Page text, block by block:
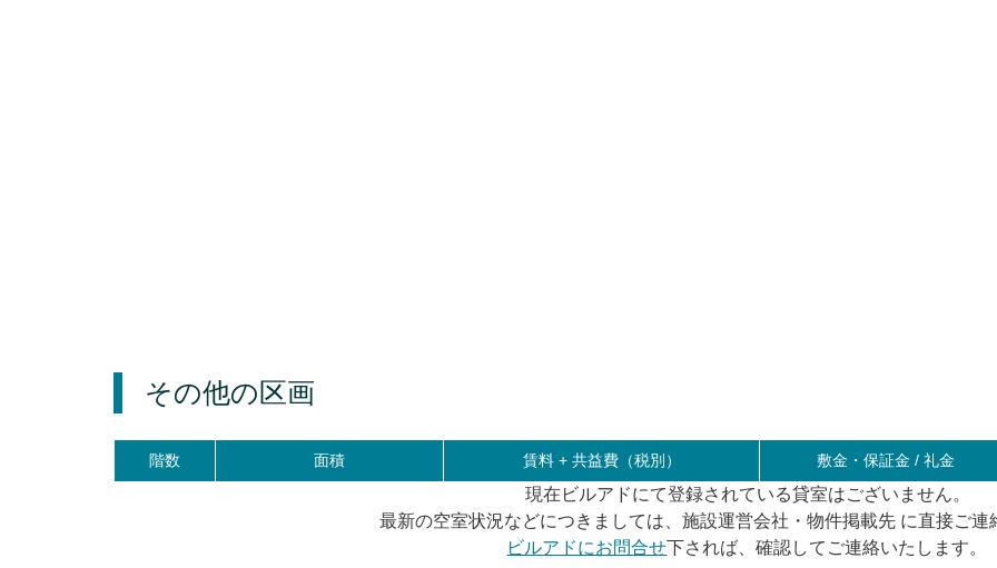
その他の区画
階数 面積 賃料 +共益費（税別） 敷金・保証金 / 礼金
現在ビルアドにて登録されている貸室はございません。
最新の空室状況などにつきましては、施設運営会社・物件掲載先 に直接ご連
ビルアドにお問合せ下されば、確認してご連絡いたします。